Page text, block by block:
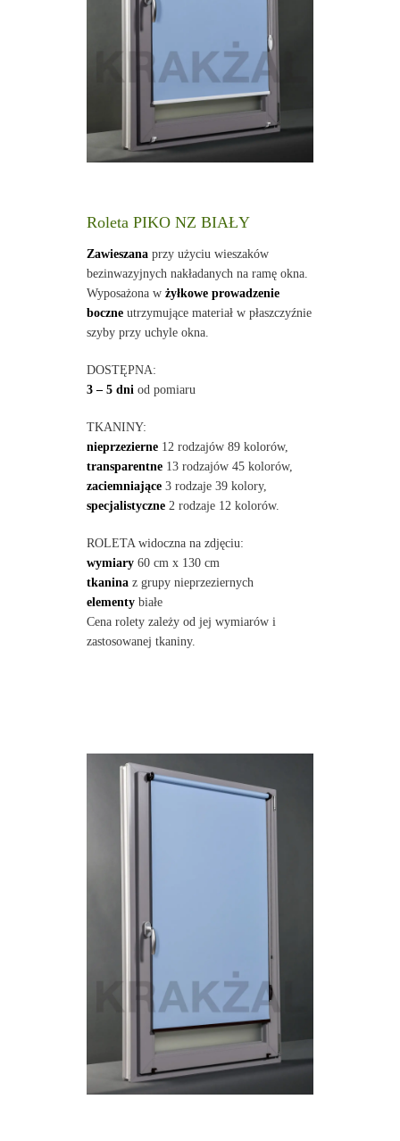
Roleta PIKO NZ BIAŁY
Zawieszanaprzy użyciu wieszaków
bezinwazyjnych nakładanych na ramę okna.
Wyposażona w żyłkowe prowadzenie
boczneutrzymujące materiał w płaszczyźnie
szyby przy uchyle okna.
DOSTĘPNA:
3 – 5 dni od pomiaru
TKANINY:
nieprzezierne12 rodzajów 89 kolorów,
transparentne13 rodzajów 45 kolorów,
zaciemniające3 rodzaje 39 kolory,
specjalistyczne2 rodzaje 12 kolorów.
ROLETA widoczna na zdjęciu:
wymiary60 cm x 130 cm
tkaninaz grupy nieprzeziernych
elementybiałe
Cena rolety zależy od jej wymiarów i
zastosowanej tkaniny.